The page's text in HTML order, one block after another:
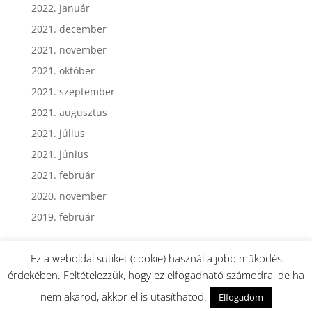
2022. január
2021. december
2021. november
2021. október
2021. szeptember
2021. augusztus
2021. július
2021. június
2021. február
2020. november
2019. február
Webmester: Dormán György - Minden jog fenntartva.
Ez a weboldal sütiket (cookie) használ a jobb működés
érdekében. Feltételezzük, hogy ez elfogadható számodra, de ha
nem akarod, akkor el is utasíthatod.
Elfogadom